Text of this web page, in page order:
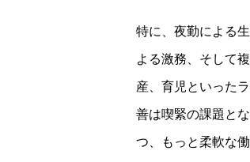
特に、夜勤による
よる激務、そして
産、育児といった
善は喫緊の課題と
つ、もっと柔軟な